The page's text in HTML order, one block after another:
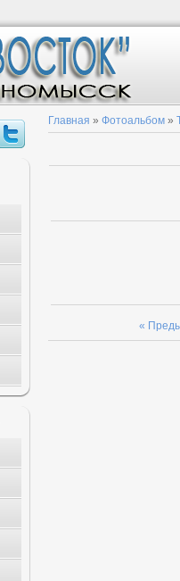
Главная » Фотоальбом »
«